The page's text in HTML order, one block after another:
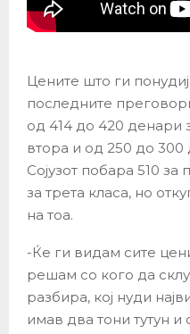
Цените што ги
последните
од 414 до 420 денари
втора и од 250 до 300
Сојузот побара 510 за
за трета класа, но
на тоа.
-Ќе ги видам сите
решам со кого да
разбира, кој нуди
имав два тони тутун